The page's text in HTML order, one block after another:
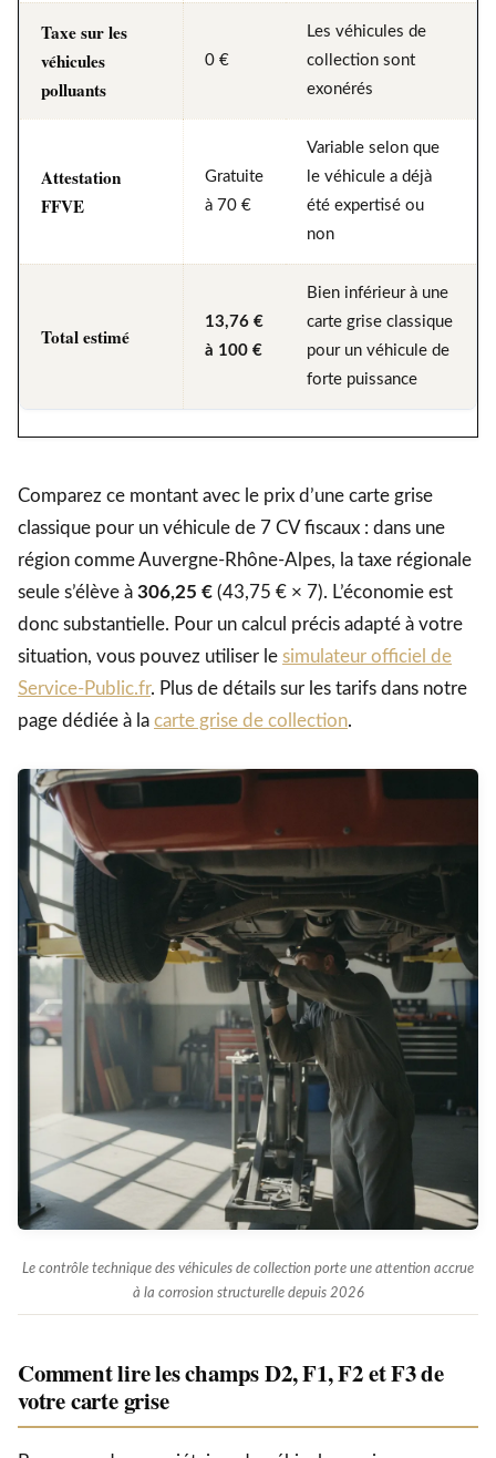
Taxe sur les
véhicules
polluants
0 €
Les véhicules de
collection sont
exonérés
Attestation
FFVE
Gratuite
à 70 €
Variable selon que
le véhicule a déjà
été expertisé ou
non
Total estimé
13,76 €
à 100 €
Bien inférieur à une
carte grise classique
pour un véhicule de
forte puissance
Comparez ce montant avec le prix d’une carte grise
classique pour un véhicule de 7 CV fiscaux : dans une
région comme Auvergne-Rhône-Alpes, la taxe régionale
seule s’élève à 306,25 € (43,75 € × 7). L’économie est
donc substantielle. Pour un calcul précis adapté à votre
situation, vous pouvez utiliser le simulateur officiel de
Service-Public.fr. Plus de détails sur les tarifs dans notre
page dédiée à la carte grise de collection.
Le contrôle technique des véhicules de collection porte une attention accrue
à la corrosion structurelle depuis 2026
Comment lire les champs D2, F1, F2 et F3 de
votre carte grise